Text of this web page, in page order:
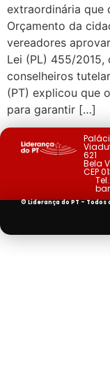
extraordinária que
Orçamento da
vereadores
Lei (PL) 455/2015,
conselheiros
(PT) explicou que
para garantir […]
621
Bela
CEP
Tel.:
© Liderança do PT - Todos